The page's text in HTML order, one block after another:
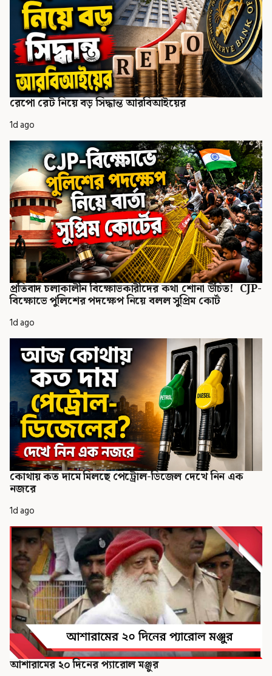
রেপো রেট নিয়ে বড় সিদ্ধান্ত আরবিআইয়ের
1d ago
প্রতিবাদ চলাকালীন বিক্ষোভকারীদের কথা শোনা উচিত! CJP-
বিক্ষোভে পুলিশের পদক্ষেপ নিয়ে বলল সুপ্রিম কোর্ট
1d ago
কোথায় কত দামে মিলছে পেট্রোল-ডিজেল দেখে নিন এক
নজরে
1d ago
আশারামের ২০ দিনের প্যারোল মঞ্জুর